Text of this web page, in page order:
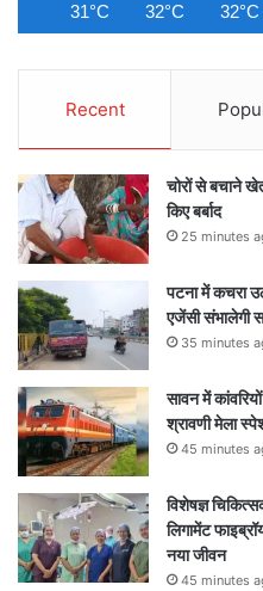
31°C 32°C 32°C
Recent
चोरों से बचाने
किए बर्बाद
25 minutes
पटना में कचरा
एजेंसी संभालेगी
35 minutes
सावन में
श्रावणी मेला
45 minutes
विशेषज्ञ
लिगामेंट
नया जीवन
45 minutes